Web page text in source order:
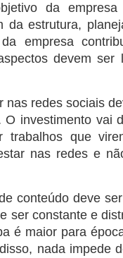
da empresa
da estrutura,
empresa
devem ser
nas redes sociais
investimento vai
trabalhos que
nas redes e
conteúdo deve
ser constante e
é maior para
nada impede